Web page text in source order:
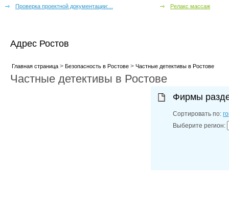
Проверка проектной документации:...
Релакс массаж
Адрес Ростов
Главная страница> Безопасность в Ростове> Частные детективы в Ростове
Частные детективы в Ростове
Фирмы
Сортировать по:
Выберите регион: